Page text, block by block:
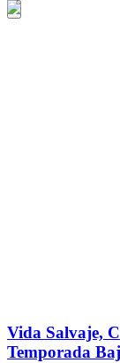
Vida Salvaje,
Temporada